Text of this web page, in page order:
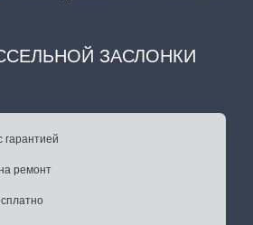
ЗАСЛОНКИ
гарантией
ремонт